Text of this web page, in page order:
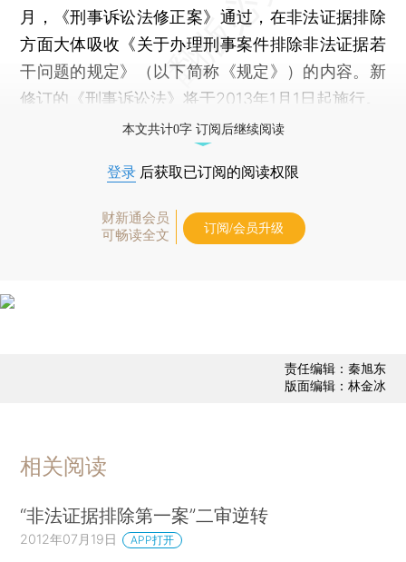
月，《刑事诉讼法修正案》通过，在非法证据排除
方面大体吸收《关于办理刑事案件排除非法证据若
干问题的规定》（以下简称《规定》）的内容。新
修订的《刑事诉讼法》将于2013年1月1日起施行。
本文共计0字 订阅后继续阅读
登录 后获取已订阅的阅读权限
财新通会员
可畅读全文
订阅/会员升级
责任编辑：秦旭东
版面编辑：林金冰
相关阅读
“非法证据排除第一案”二审逆转
2012年07月19日 APP打开